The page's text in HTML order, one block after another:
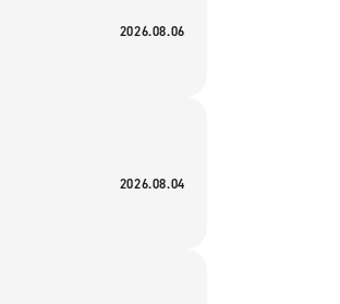
2026.08.06
2026.08.04